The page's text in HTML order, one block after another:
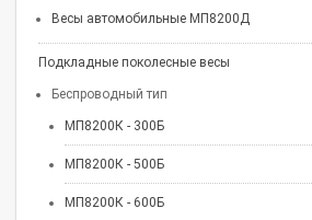
Весы автомобильные МП8200Д
Подкладные поколесные весы
Беспроводный тип
МП8200К - 300Б
МП8200К - 500Б
МП8200К - 600Б